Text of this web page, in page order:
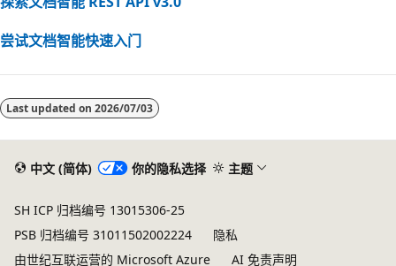
尝试文档智能快速入门
Last updated on 2026/07/03
中文 (简体) 你的隐私选择 主题
SH ICP 归档编号 13015306-25
PSB 归档编号 31011502002224
隐私
由世纪互联运营的 Microsoft Azure
AI 免责声明